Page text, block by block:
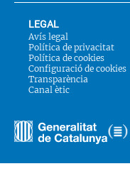
LEGAL
Avís legal
Política de privacitat
Política de cookies
Configuració de cookies
Transparència
Canal ètic